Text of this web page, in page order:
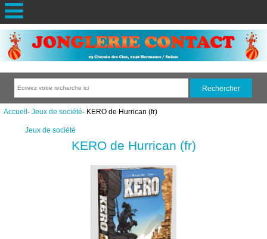
Accueil- Jeux de société- KERO de Hurrican (fr)
Jeux de société
KERO de Hurrican (fr)